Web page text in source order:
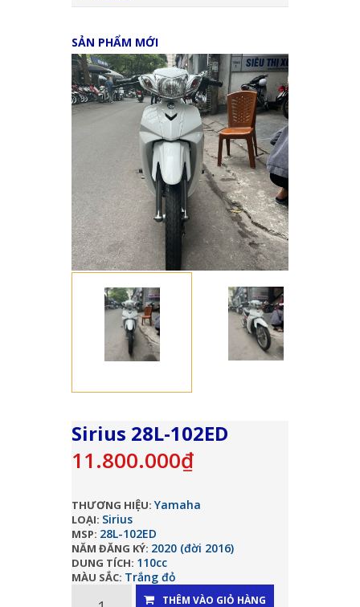
SẢN PHẨM MỚI
Sirius 28L-102ED
11.800.000₫
THƯƠNG HIỆU:Yamaha
LOẠI: Sirius
MSP: 28L-102ED
NĂM ĐĂNG KÝ: 2020 (đời 2016)
DUNG TÍCH: 110cc
MÀU SẮC: Trắng đỏ
THÊM VÀO GIỎ HÀNG